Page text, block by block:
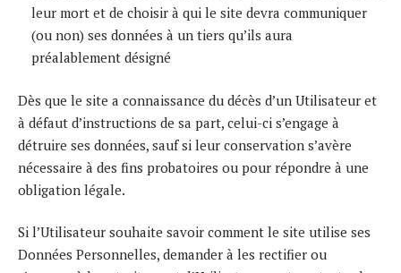
leur mort et de choisir à qui le site devra communiquer
(ou non) ses données à un tiers qu’ils aura
préalablement désigné
Dès que le site a connaissance du décès d’un Utilisateur et
à défaut d’instructions de sa part, celui-ci s’engage à
détruire ses données, sauf si leur conservation s’avère
nécessaire à des fins probatoires ou pour répondre à une
obligation légale.
Si l’Utilisateur souhaite savoir comment le site utilise ses
Données Personnelles, demander à les rectifier ou